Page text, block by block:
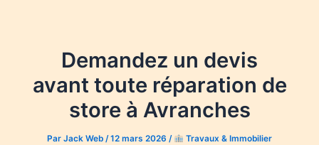
Demandez un devis
avant toute réparation de
store à Avranches
ParJack Web/12 mars 2026/ Travaux & Immobilier